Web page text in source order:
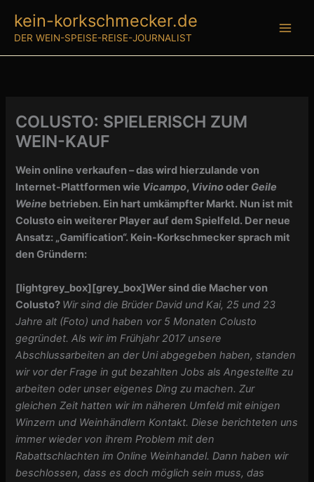
Inhalt
springen
kein-korkschmecker.de
DER WEIN-SPEISE-REISE-JOURNALIST
COLUSTO: SPIELERISCH ZUM
WEIN-KAUF
Wein online verkaufen – das wird hierzulande von
Internet-Plattformen wie Vicampo, Vivinooder Geile
Weine betrieben. Ein hart umkämpfter Markt. Nun ist mit
Colusto ein weiterer Player auf dem Spielfeld. Der neue
Ansatz: „Gamification“. Kein-Korkschmecker sprach mit
den Gründern:
[lightgrey_box][grey_box]Wer sind die Macher von
Colusto? Wir sind die Brüder David und Kai, 25 und 23
Jahre alt (Foto) und haben vor 5 Monaten Colusto
gegründet. Als wir im Frühjahr 2017 unsere
Abschlussarbeiten an der Uni abgegeben haben, standen
wir vor der Frage in gut bezahlten Jobs als Angestellte zu
arbeiten oder unser eigenes Ding zu machen. Zur
gleichen Zeit hatten wir im näheren Umfeld mit einigen
Winzern und Weinhändlern Kontakt. Diese berichteten uns
immer wieder von ihrem Problem mit den
Rabattschlachten im Online Weinhandel. Dann haben wir
beschlossen, dass es doch möglich sein muss, das